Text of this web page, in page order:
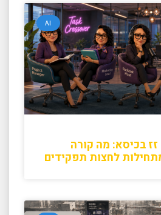
AI
בכיסא: מה קורה
לחצות תפקידים